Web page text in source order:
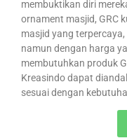
membuktikan diri
ornament masjid, GRC
masjid yang
namun dengan harga
membutuhkan produk
Kreasindo dapat
sesuai dengan